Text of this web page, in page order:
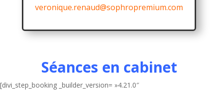
veronique.renaud@sophropremium.com
Séances en cabinet
[divi_step_booking _builder_version= »4.21.0″